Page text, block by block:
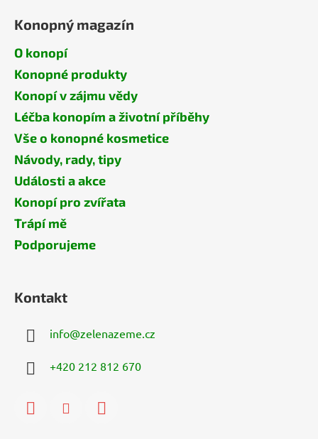
Konopný magazín
O konopí
Konopné produkty
Konopí v zájmu vědy
Léčba konopím a životní příběhy
Vše o konopné kosmetice
Návody, rady, tipy
Události a akce
Konopí pro zvířata
Trápí mě
Podporujeme
Kontakt
info@zelenazeme.cz
+420 212 812 670